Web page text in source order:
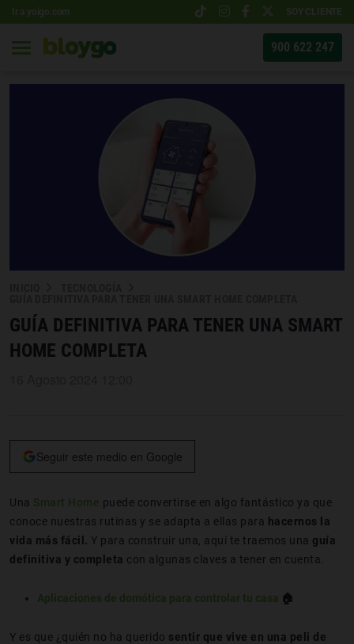
Ir a yoigo.com SOY CLIENTE
900 622 247
GUÍA DEFINITIVA PARA TENER UNA SMART
HOME COMPLETA
Seguir este medio en Google
Una Smart Home puede convertirse en algo fantástico ya que
conoce nuestras rutinas y se adapta a ellas para
hacernos la
vida más fácil. Y para construir una, aquí te traemos una guía
definitiva y completa con algunas claves a tener en cuenta.
Aplicaciones de domótica para controlar tu casa 🏠
Y es que ¿quién no ha querido sentir que vive en una peli de